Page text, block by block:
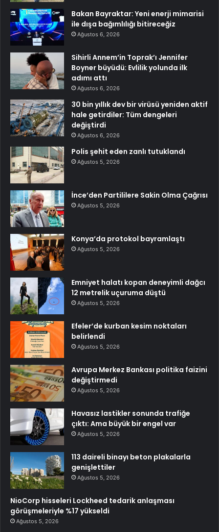
Bakan Bayraktar: Yeni enerji mimarisi
ile dışa bağımlılığı bitireceğiz
Ağustos 6, 2026
Sihirli Annem’in Toprak’ı Jennifer
Boyner büyüdü: Evlilik yolunda ilk
adımı attı
Ağustos 6, 2026
30 bin yıllık dev bir virüsü yeniden aktif
hale getirdiler: Tüm dengeleri
değiştirdi
Ağustos 6, 2026
Polis şehit eden zanlı tutuklandı
Ağustos 5, 2026
İnce’den Partililere Sakin Olma Çağrısı
Ağustos 5, 2026
Konya’da protokol bayramlaştı
Ağustos 5, 2026
Emniyet halatı kopan deneyimli dağcı
12 metrelik uçuruma düştü
Ağustos 5, 2026
Efeler’de kurban kesim noktaları
belirlendi
Ağustos 5, 2026
Avrupa Merkez Bankası politika faizini
değiştirmedi
Ağustos 5, 2026
Havasız lastikler sonunda trafiğe
çıktı: Ama büyük bir engel var
Ağustos 5, 2026
113 daireli binayı beton plakalarla
genişlettiler
Ağustos 5, 2026
NioCorp hisseleri Lockheed tedarik anlaşması
görüşmeleriyle %17 yükseldi
Ağustos 5, 2026